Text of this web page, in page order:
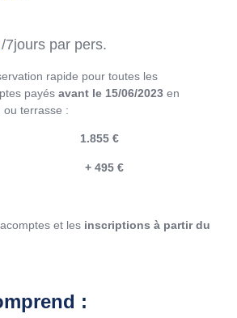
/7jours par pers.
rapide pour toutes les
payés avant le 15/06/2023 en
ou terrasse :
twin 1.855 €
+ 495 €
et les inscriptions à partir du
: